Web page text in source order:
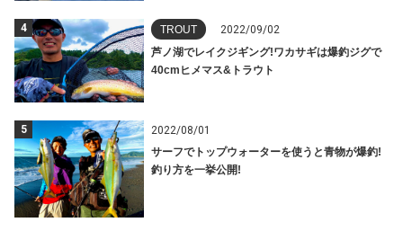
4 TROUT
2022/09/02
芦ノ湖でレイクジギング!ワカサギは爆釣ジグで
40cmヒメマス&トラウト
5
2022/08/01
サーフでトップウォーターを使うと青物が爆釣!
釣り方を一挙公開!